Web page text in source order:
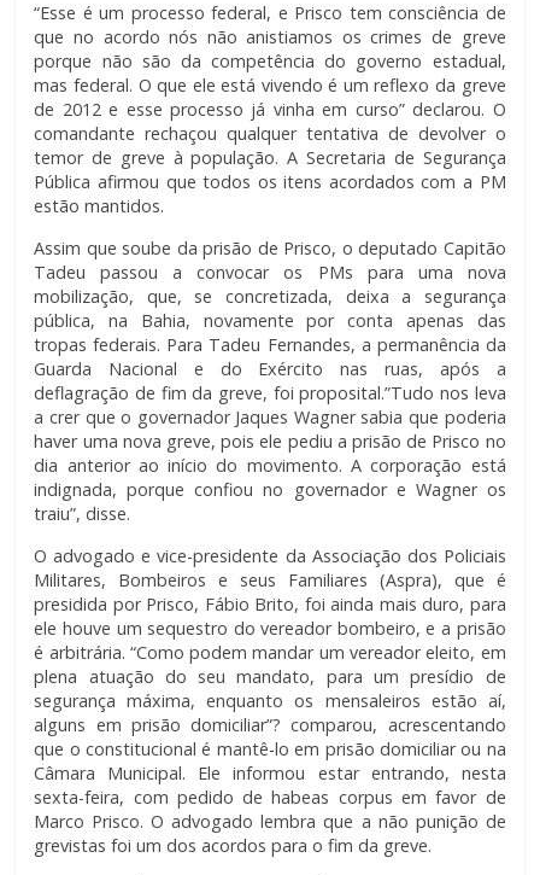
“Esse é um processo federal, e Prisco tem consciência de
que no acordo nós não anistiamos os crimes de greve
porque não são da competência do governo estadual,
mas federal. O que ele está vivendo é um reflexo da greve
de 2012 e esse processo já vinha em curso” declarou. O
comandante rechaçou qualquer tentativa de devolver o
temor de greve à população. A Secretaria de Segurança
Pública afirmou que todos os itens acordados com a PM
estão mantidos.
Assim que soube da prisão de Prisco, o deputado Capitão
Tadeu passou a convocar os PMs para uma nova
mobilização, que, se concretizada, deixa a segurança
pública, na Bahia, novamente por conta apenas das
tropas federais. Para Tadeu Fernandes, a permanência da
Guarda Nacional e do Exército nas ruas, após a
deflagração de fim da greve, foi proposital.”Tudo nos leva
a crer que o governador Jaques Wagner sabia que poderia
haver uma nova greve, pois ele pediu a prisão de Prisco no
dia anterior ao início do movimento. A corporação está
indignada, porque confiou no governador e Wagner os
traiu”, disse.
O advogado e vice-presidente da Associação dos Policiais
Militares, Bombeiros e seus Familiares (Aspra), que é
presidida por Prisco, Fábio Brito, foi ainda mais duro, para
ele houve um sequestro do vereador bombeiro, e a prisão
é arbitrária. “Como podem mandar um vereador eleito, em
plena atuação do seu mandato, para um presídio de
segurança máxima, enquanto os mensaleiros estão aí,
alguns em prisão domiciliar”? comparou, acrescentando
que o constitucional é mantê-lo em prisão domiciliar ou na
Câmara Municipal. Ele informou estar entrando, nesta
sexta-feira, com pedido de habeas corpus em favor de
Marco Prisco. O advogado lembra que a não punição de
grevistas foi um dos acordos para o fim da greve.